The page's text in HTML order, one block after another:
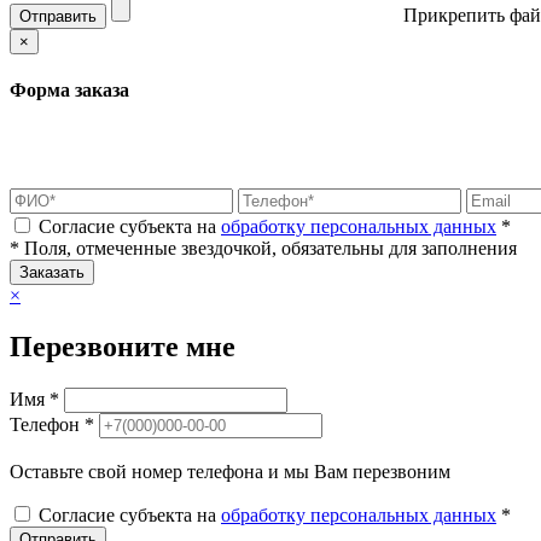
Отправить Прикрепить
×
Форма заказа
Согласие субъекта на обработку персональных данных *
* Поля, отмеченные звездочкой, обязательны для заполнения
Заказать
×
Перезвоните мне
Имя *
Телефон *
Оставьте свой номер телефона и мы Вам перезвоним
Согласие субъекта на обработку персональных данных *